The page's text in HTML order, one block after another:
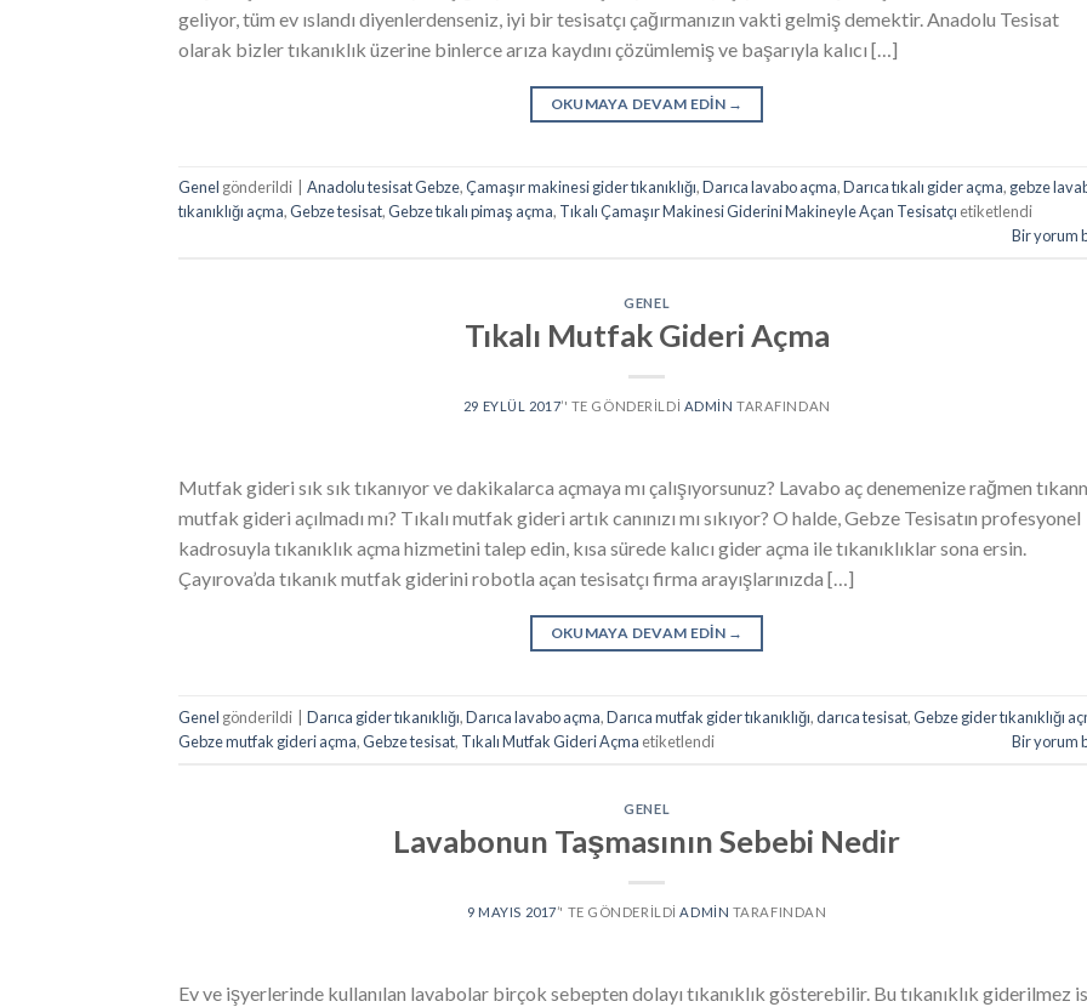
geliyor, tüm ev ıslandı diyenlerdenseniz, iyi bir tesisatçı çağırmanızın vakti gelmiş demektir. Anadolu Tesisat
olarak bizler tıkanıklık üzerine binlerce arıza kaydını çözümlemiş ve başarıyla kalıcı […]
OKUMAYA DEVAM EDIN →
Genel gönderildi Anadolu tesisat Gebze,Çamaşır makinesi gider tıkanıklığı,Darıca lavabo açma,Darıca tıkalı gider açma, gebze
tıkanıklığı açma,Gebze tesisat,Gebze tıkalı pimaş açma, Tıkalı Çamaşır Makinesi Giderini Makineyle Açan Tesisatçı etiketlendi
Bir yorum
GENEL
Tıkalı Mutfak Gideri Açma
29 EYLÜL 2017’' TE GÖNDERILDI ADMIN TARAFINDAN
Mutfak gideri sık sık tıkanıyor ve dakikalarca açmaya mı çalışıyorsunuz? Lavabo aç denemenize rağmen
mutfak gideri açılmadı mı? Tıkalı mutfak gideri artık canınızı mı sıkıyor? O halde, Gebze Tesisatın profesyonel
kadrosuyla tıkanıklık açma hizmetini talep edin, kısa sürede kalıcı gider açma ile tıkanıklıklar sona ersin.
Çayırova’da tıkanık mutfak giderini robotla açan tesisatçı firma arayışlarınızda […]
OKUMAYA DEVAM EDIN →
Genel gönderildi Darıca gider tıkanıklığı,Darıca lavabo açma,Darıca mutfak gider tıkanıklığı,darıca tesisat,Gebze gider tıkanıklığı
Gebze mutfak gideri açma,Gebze tesisat, Tıkalı Mutfak Gideri Açma etiketlendi Bir yorum
GENEL
Lavabonun Taşmasının Sebebi Nedir
9 MAYIS 2017’' TE GÖNDERILDI ADMIN TARAFINDAN
Ev ve işyerlerinde kullanılan lavabolar birçok sebepten dolayı tıkanıklık gösterebilir. Bu tıkanıklık giderilmez